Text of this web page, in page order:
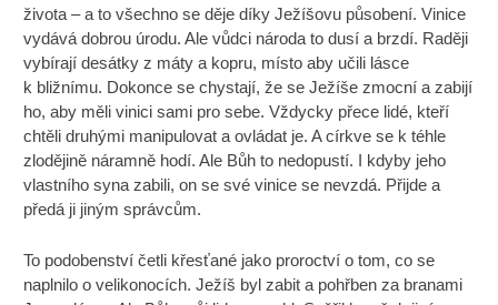
života – a to všechno se děje díky Ježíšovu působení. Vinice
vydává dobrou úrodu. Ale vůdci národa to dusí a brzdí. Raději
vybírají desátky z máty a kopru, místo aby učili lásce
k bližnímu. Dokonce se chystají, že se Ježíše zmocní a zabijí
ho, aby měli vinici sami pro sebe. Vždycky přece lidé, kteří
chtěli druhými manipulovat a ovládat je. A církve se k téhle
zlodějině náramně hodí. Ale Bůh to nedopustí. I kdyby jeho
vlastního syna zabili, on se své vinice se nevzdá. Přijde a
předá ji jiným správcům.
To podobenství četli křesťané jako proroctví o tom, co se
naplnilo o velikonocích. Ježíš byl zabit a pohřben za branami